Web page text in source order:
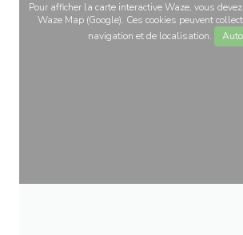
Pour afficher la carte interactive Waze, vous
Waze Map (Google). Ces cookies peuvent
navigation et de localisation.